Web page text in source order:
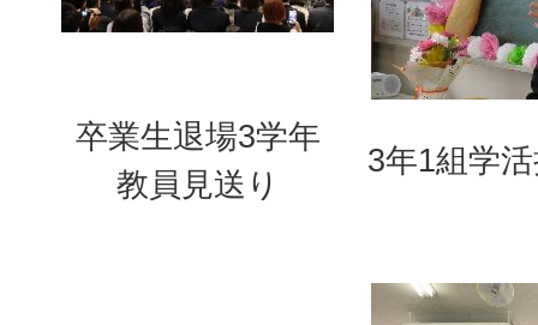
卒業生退場3学年
教員見送り
3年1組学